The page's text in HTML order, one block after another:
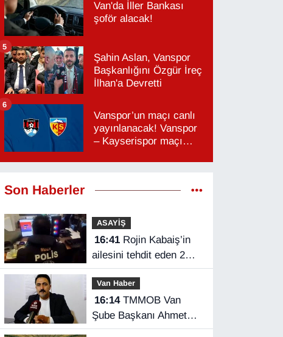
Van'da İller Bankası
şoför alacak!
Şahin Aslan, Vanspor
Başkanlığını Özgür İreç
İlhan'a Devretti
5
Vanspor’un maçı canlı
yayınlanacak! Vanspor
– Kayserispor maçı
6
Son Haberler
ASAYİŞ
16:41Rojin Kabaiş’in
ailesini tehdit eden 2
kişi tutuklandı
Van Haber
16:14TMMOB Van
Şube Başkanı Ahmet
Ortakçı: Van’da otopark